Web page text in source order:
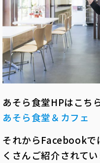
あそら食堂HPはこち
あそら食堂＆カフェ
それからFacebookで
くさんご紹介されて